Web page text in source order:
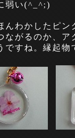
弱い(^_^;)
んわかしたピン
ながるのか、
ですね。縁起